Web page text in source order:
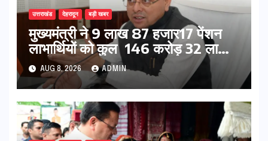
उत्तराखंड देहरादून बड़ी खबर
मुख्यमंत्री ने 9 लाख 87 हजार17 पेंशन
लाभार्थियों को कुल 146 करोड़ 32 लाख
की पेंशन राशि का किया भुगतान
AUG 8, 2026 ADMIN